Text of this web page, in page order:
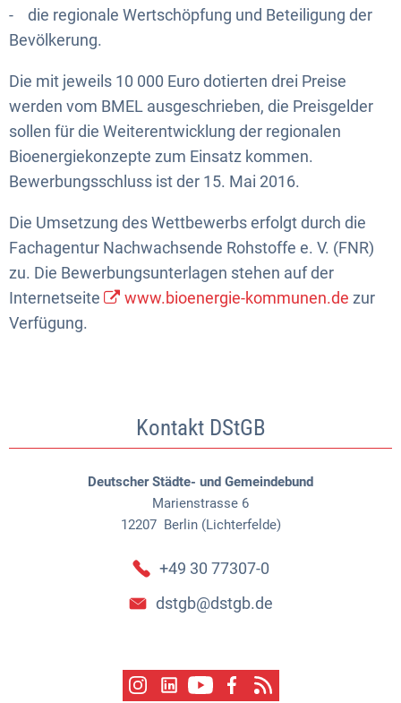
- die regionale Wertschöpfung und Beteiligung der
Bevölkerung.
Die mit jeweils 10 000 Euro dotierten drei Preise
werden vom BMEL ausgeschrieben, die Preisgelder
sollen für die Weiterentwicklung der regionalen
Bioenergiekonzepte zum Einsatz kommen.
Bewerbungsschluss ist der 15. Mai 2016.
Die Umsetzung des Wettbewerbs erfolgt durch die
Fachagentur Nachwachsende Rohstoffe e. V. (FNR)
zu. Die Bewerbungsunterlagen stehen auf der
Internetseite
www.bioenergie-kommunen.de zur
Verfügung.
Kontakt DStGB
Deutscher Städte- und Gemeindebund
Marienstrasse 6
12207 Berlin (Lichterfelde)
+49 30 77307-0
dstgb@dstgb.de